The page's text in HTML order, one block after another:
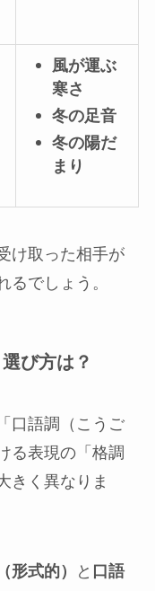
風が運ぶ
寒さ
冬の足音
冬の陽だ
まり
け取った相手が
るでしょう。
び方は？
口語調（こうご
る表現の「格調
きく異なりま
形式的） と 口語